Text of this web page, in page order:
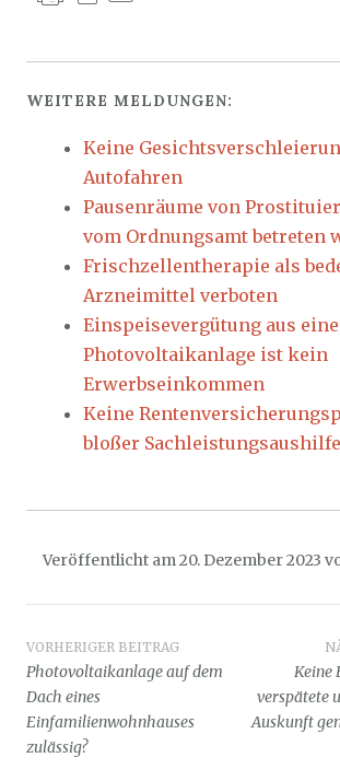
WEITERE MELDUNGEN:
Keine
Autofahren
Pausenräume von
vom Ordnungsamt betreten
Frischzellentherapie als
Arzneimittel verboten
Einspeisevergütung aus
Photovoltaikanlage ist kein
Erwerbseinkommen
Keine
bloßer Sachleistungsaushilfe
Veröffentlicht am20. Dezember 2023
Beitragsnavigation
VORHERIGER BEITRAG
Photovoltaikanlage auf dem
Dach eines
Einfamilienwohnhauses
zulässig?
Keine
verspätete
Auskunft